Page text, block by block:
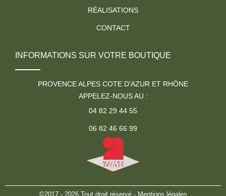
RÉALISATIONS
CONTACT
INFORMATIONS SUR VOTRE BOUTIQUE
PROVENCE ALPES COTE D'AZUR ET RHÔNE
APPELEZ-NOUS AU :
04 82 29 44 55
06 82 46 66 99
©2017 - 2026 Tout droit réservé - Mentions légales